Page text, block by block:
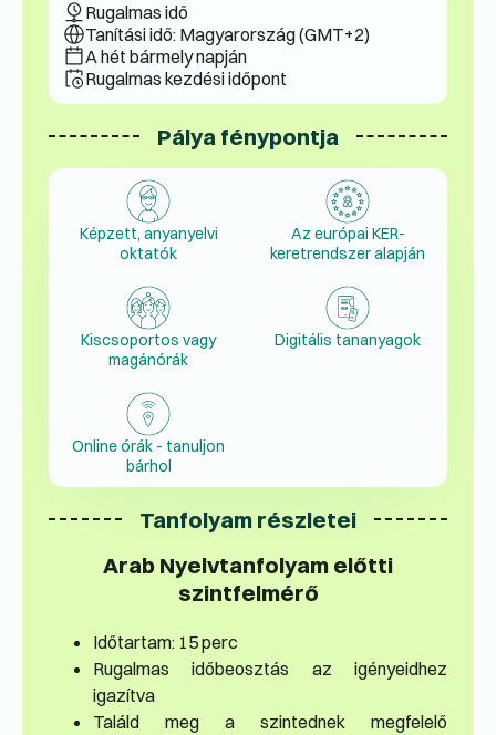
Rugalmas idő
Tanítási idő: Magyarország (GMT+2)
A hét bármely napján
Rugalmas kezdési időpont
Pálya fénypontja
Képzett, anyanyelvi
oktatók
Az európai KER-
keretrendszer alapján
Kiscsoportos vagy
magánórák
Digitális tananyagok
Online órák - tanuljon
bárhol
Tanfolyam részletei
Arab Nyelvtanfolyam előtti
szintfelmérő
Időtartam: 15 perc
Rugalmas időbeosztás az igényeidhez
igazítva
Találd meg a szintednek megfelelő